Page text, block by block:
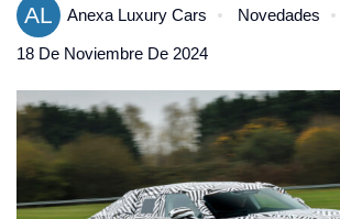
AL Anexa Luxury Cars Novedades
18 De Noviembre De 2024